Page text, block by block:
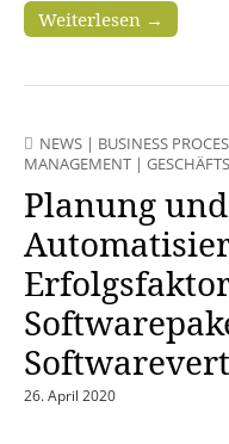
Weiterlesen →
NEWS | BUSINESS
MANAGEMENT |
Planung und
26. April 2020